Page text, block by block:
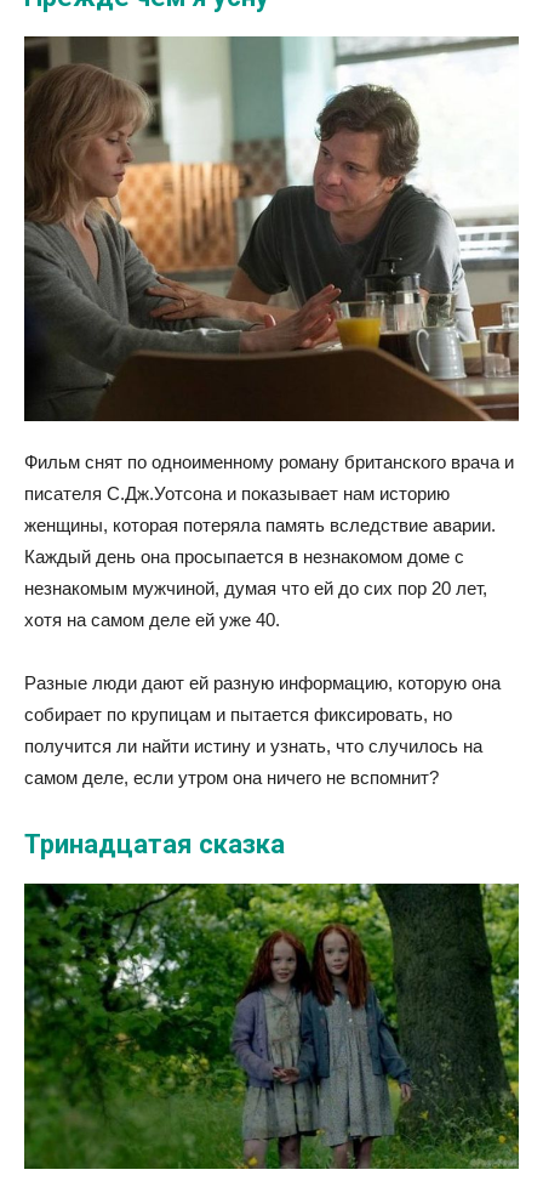
Фильм снят по одноименному роману британского врача и
писателя С.Дж.Уотсона и показывает нам историю
женщины, которая потеряла память вследствие аварии.
Каждый день она просыпается в незнакомом доме с
незнакомым мужчиной, думая что ей до сих пор 20 лет,
хотя на самом деле ей уже 40.
Разные люди дают ей разную информацию, которую она
собирает по крупицам и пытается фиксировать, но
получится ли найти истину и узнать, что случилось на
самом деле, если утром она ничего не вспомнит?
Тринадцатая сказка